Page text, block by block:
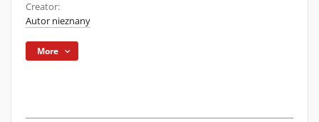
Creator:
Autor nieznany
More